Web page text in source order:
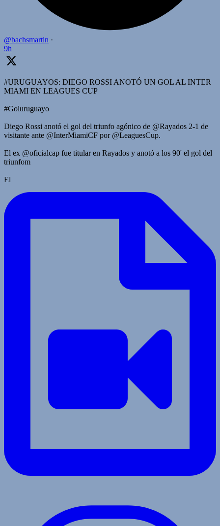
@bachsmartin ·
9h
#URUGUAYOS: DIEGO ROSSI ANOTÓ UN GOL AL INTER
MIAMI EN LEAGUES CUP
#Goluruguayo
Diego Rossi anotó el gol del triunfo agónico de @Rayados 2-1 de
visitante ante @InterMiamiCF por @LeaguesCup.
El ex @oficialcap fue titular en Rayados y anotó a los 90' el gol del
triunfom
El